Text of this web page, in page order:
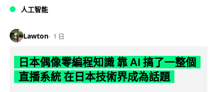
人工智能
Lawton 1 日
日本偶像零編程知識 靠 AI 搞了一整個
直播系統 在日本技術界成為話題